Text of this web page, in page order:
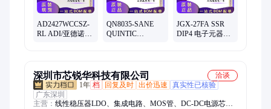
AD2427WCCSZ-
RL ADI/亚德诺
QN8035-SANE
QUINTIC
JGX-27FA SSR
DIP4 电子元器件
深圳市芯锐华科技有限公司
洽谈
1年 档 回复及时 出价迅速
真实性已核验
广东深圳
主营： 线性稳压器LDO、集成电路、MOS管、DC-DC电源芯